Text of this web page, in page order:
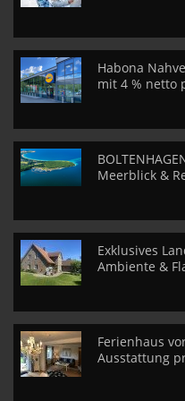
Habona
mit 4 % netto
Meerblick &
Exklusives
Ambiente &
Ferienhaus
Ausstattung